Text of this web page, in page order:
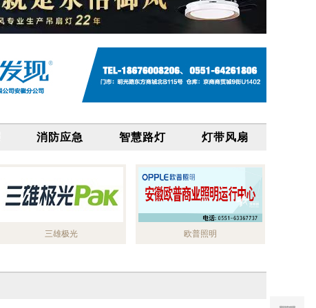
消防应急 智慧路灯 灯带风扇
三雄极光 欧普照明